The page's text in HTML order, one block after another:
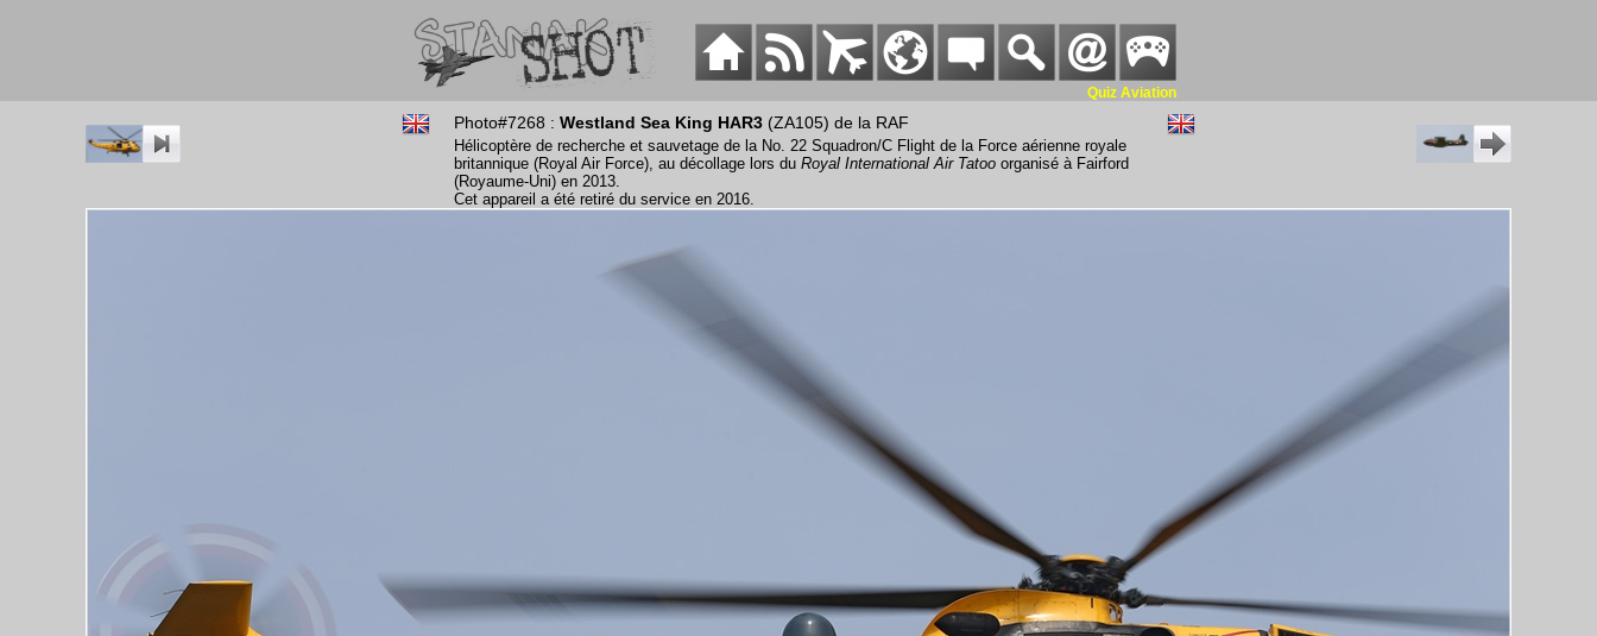
Quiz Aviation
Photo#7268 : Westland Sea King HAR3 (ZA105) de la RAF
Hélicoptère de recherche et sauvetage de la No. 22 Squadron/C Flight de la Force aérienne royale
britannique (Royal Air Force), au décollage lors du Royal International Air Tatoo organisé à Fairford
(Royaume-Uni) en 2013.
Cet appareil a été retiré du service en 2016.